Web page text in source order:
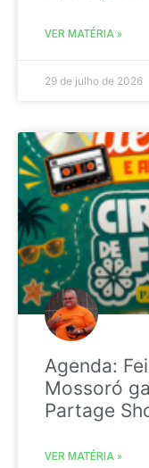
VER MATÉRIA »
29 de julho de 2026
Agenda:
Mossoró
Partage
VER MATÉRIA »